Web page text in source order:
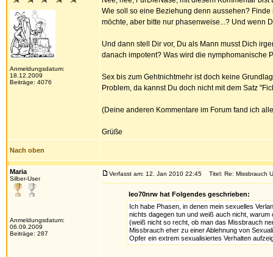
Anmeldungsdatum:
18.12.2009
Beiträge: 4076
Wie soll so eine Beziehung denn aussehen?
möchte, aber bitte nur phasenweise...? Und wenn
Und dann stell Dir vor, Du als Mann musst Dich
danach impotent? Was wird die nymphomanische
Sex bis zum Gehtnichtmehr ist doch keine
Problem, da kannst Du doch nicht mit dem Satz
(Deine anderen Kommentare im Forum fand ich
Grüße
Nach oben
Maria
Silber-User
Anmeldungsdatum:
06.09.2009
Beiträge: 287
Verfasst am: 12. Jan 2010 22:45 Titel: Re: Missbrauch
leo70nrw hat Folgendes geschrieben:
Ich habe Phasen, in denen mein sexuelles
nichts dagegen tun und weiß auch nicht,
(weiß nicht so recht, ob man das Missbrauch
Missbrauch eher zu einer Ablehnung von
Opfer ein extrem sexualisiertes Verhalten